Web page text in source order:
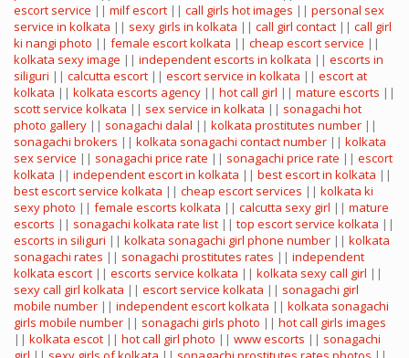
escort service || milf escort || call girls hot images || personal sex
service in kolkata || sexy girls in kolkata || call girl contact || call girl
ki nangi photo || female escort kolkata || cheap escort service ||
kolkata sexy image || independent escorts in kolkata || escorts in
siliguri || calcutta escort || escort service in kolkata || escort at
kolkata || kolkata escorts agency || hot call girl || mature escorts ||
scott service kolkata || sex service in kolkata || sonagachi hot
photo gallery || sonagachi dalal || kolkata prostitutes number ||
sonagachi brokers || kolkata sonagachi contact number || kolkata
sex service || sonagachi price rate || sonagachi price rate || escort
kolkata || independent escort in kolkata || best escort in kolkata ||
best escort service kolkata || cheap escort services || kolkata ki
sexy photo || female escorts kolkata || calcutta sexy girl || mature
escorts || sonagachi kolkata rate list || top escort service kolkata ||
escorts in siliguri || kolkata sonagachi girl phone number || kolkata
sonagachi rates || sonagachi prostitutes rates || independent
kolkata escort || escorts service kolkata || kolkata sexy call girl ||
sexy call girl kolkata || escort service kolkata || sonagachi girl
mobile number || independent escort kolkata || kolkata sonagachi
girls mobile number || sonagachi girls photo || hot call girls images
|| kolkata escot || hot call girl photo || www escorts || sonagachi